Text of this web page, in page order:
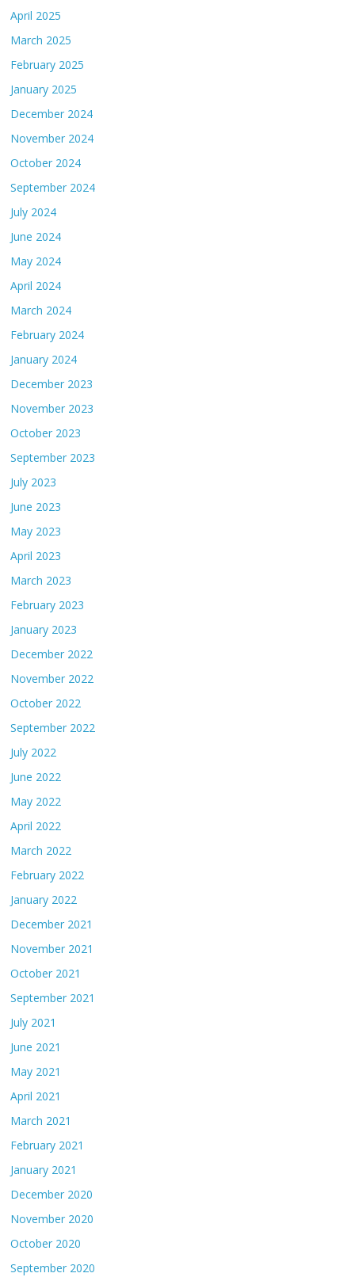
April 2025
March 2025
February 2025
January 2025
December 2024
November 2024
October 2024
September 2024
July 2024
June 2024
May 2024
April 2024
March 2024
February 2024
January 2024
December 2023
November 2023
October 2023
September 2023
July 2023
June 2023
May 2023
April 2023
March 2023
February 2023
January 2023
December 2022
November 2022
October 2022
September 2022
July 2022
June 2022
May 2022
April 2022
March 2022
February 2022
January 2022
December 2021
November 2021
October 2021
September 2021
July 2021
June 2021
May 2021
April 2021
March 2021
February 2021
January 2021
December 2020
November 2020
October 2020
September 2020